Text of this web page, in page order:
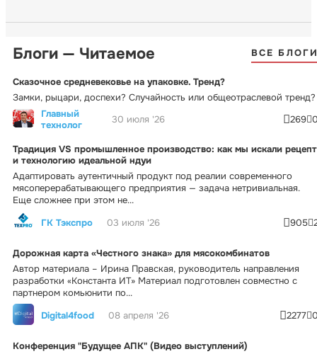
Блоги — Читаемое ВСЕ
Сказочное средневековье на упаковке. Тренд?
Замки, рыцари, доспехи? Случайность или общеотраслевой тренд?
Главный
технолог
30 июля '26 269
Традиция VS промышленное производство: как мы искали рецепт
и технологию идеальной ндуи
Адаптировать аутентичный продукт под реалии современного
мясоперерабатывающего предприятия — задача нетривиальная.
Еще сложнее при этом не...
ГК Тэкспро
03 июля '26 905
Дорожная карта «Честного знака» для мясокомбинатов
Автор материала – Ирина Правская, руководитель направления
разработки «Константа ИТ» Материал подготовлен совместно с
партнером комьюнити по...
Digital4food
08 апреля '26 2277
Конференция "Будущее АПК" (Видео выступлений)